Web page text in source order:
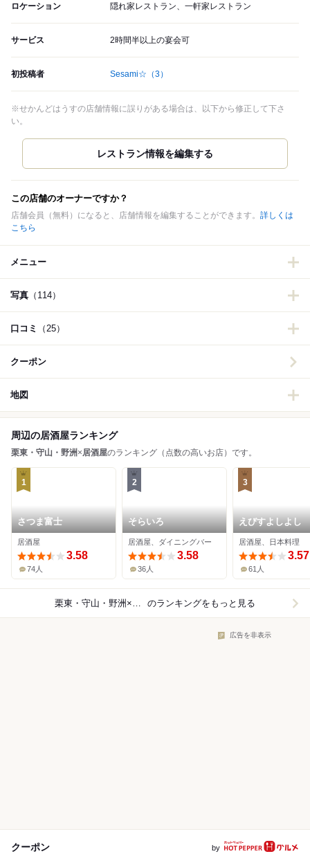
ロケーション 隠れ家レストラン、一軒家レストラン
サービス 2時間半以上の宴会可
初投稿者 Sesami☆ （3）
※せかんどはうすの店舗情報に誤りがある場合は、以下から修正して下さ
い。
この店舗のオーナーですか？
店舗会員（無料）になると、店舗情報を編集することができます。 詳しくは
こちら
メニュー
写真 （114）
口コミ （25）
クーポン
地図
周辺の居酒屋ランキング
栗東・守山・野洲 ×居酒屋のランキング（点数の高いお店）です。
1
さつま富士
居酒屋
3.58
74人
2
そらいろ
居酒屋、ダイニングバー
3.58
36人
3
えびすよしよし
居酒屋、日本料理
3.57
61人
栗東・守山・野洲×居酒屋 のランキングをもっと見る
広告を非表示
クーポン by